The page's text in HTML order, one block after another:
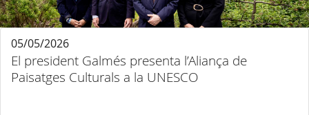
El president Galmés presenta l’Aliança de
Paisatges Culturals a la UNESCO
05/05/2026